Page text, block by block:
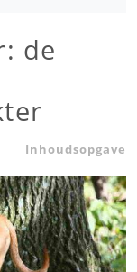
de
Inhoudsopgave